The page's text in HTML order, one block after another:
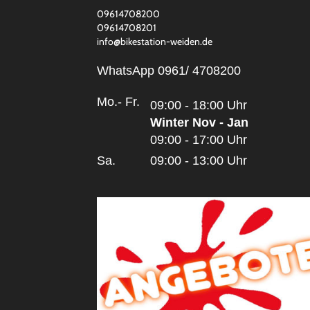
09614708200
09614708201
info@bikestation-weiden.de
WhatsApp 0961/ 4708200
Mo.- Fr. 09:00 - 18:00 Uhr
Winter Nov - Jan
09:00 - 17:00 Uhr
Sa.
09:00 - 13:00 Uhr